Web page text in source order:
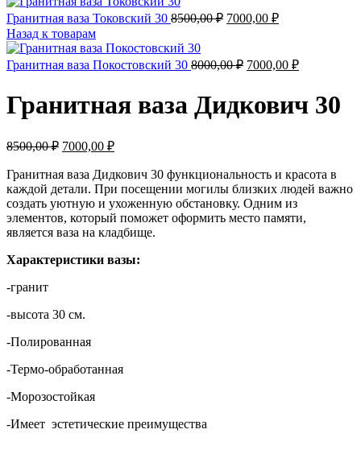
Гранитная ваза Токовский 30 8500,00₽ Первоначальная
8500,00 ₽.
7000,00 ₽Текущая
Назад к товарам
Гранитная ваза Покостовский 30 8000,00₽ Первоначальная
8000,00 ₽.
7000,00 ₽Текущая
Гранитная ваза Дидкович 30
8500,00₽ Первоначальная
составляла
8500,00 ₽.
7000,00 ₽Текущая
7000,00 ₽.
Гранитная ваза Дидкович 30 функциональность и красота в
каждой детали. При посещении могилы близких людей важно
создать уютную и ухоженную обстановку. Одним из
элементов, который поможет оформить место памяти,
является ваза на кладбище.
Характеристики вазы:
-гранит
-высота 30 см.
-Полированная
-Термо-обработанная
-Морозостойкая
-Имеет эстетические преимущества